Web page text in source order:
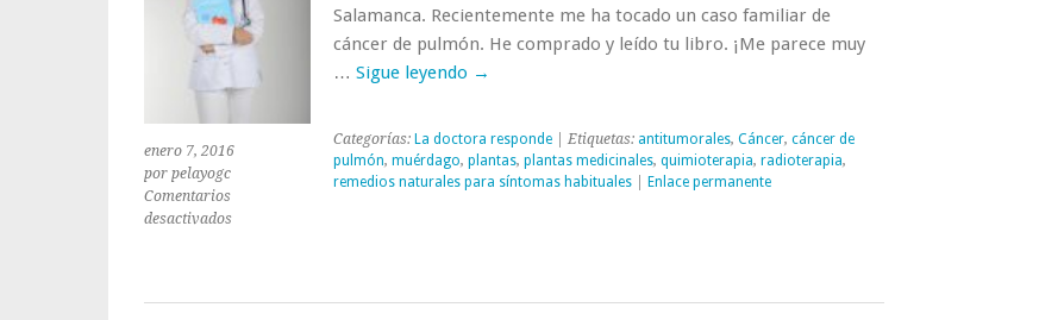
enero 7, 2016
por pelayogc
Comentarios
desactivadosen
doctora:
Salamanca. Recientemente me ha tocado un caso familiar de
cáncer de pulmón. He comprado y leído tu libro. ¡Me parece muy
… Sigue leyendo →
Categorías: La doctora responde| Etiquetas: antitumorales, Cáncer, cáncer de
pulmón, muérdago, plantas, plantas medicinales, quimioterapia, radioterapia,
remedios naturales para síntomas habituales| Enlace permanente